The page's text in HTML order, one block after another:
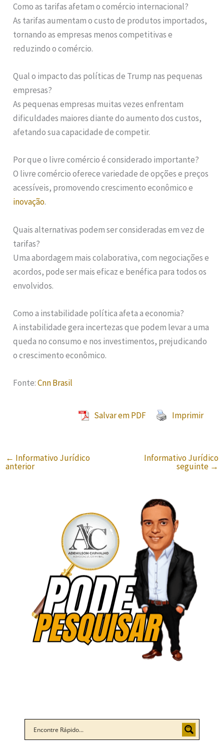
Como as tarifas afetam o comércio internacional?
As tarifas aumentam o custo de produtos importados,
tornando as empresas menos competitivas e
reduzindo o comércio.
Qual o impacto das políticas de Trump nas pequenas
empresas?
As pequenas empresas muitas vezes enfrentam
dificuldades maiores diante do aumento dos custos,
afetando sua capacidade de competir.
Por que o livre comércio é considerado importante?
O livre comércio oferece variedade de opções e preços
acessíveis, promovendo crescimento econômico e
inovação.
Quais alternativas podem ser consideradas em vez de
tarifas?
Uma abordagem mais colaborativa, com negociações e
acordos, pode ser mais eficaz e benéfica para todos os
envolvidos.
Como a instabilidade política afeta a economia?
A instabilidade gera incertezas que podem levar a uma
queda no consumo e nos investimentos, prejudicando
o crescimento econômico.
Fonte:Cnn Brasil
Salvar em PDF Imprimir
← Informativo Jurídico
anterior
Informativo Jurídico
seguinte →